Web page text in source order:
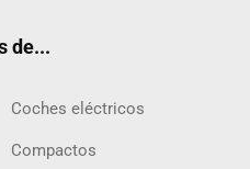
de...
Coches eléctricos
Compactos